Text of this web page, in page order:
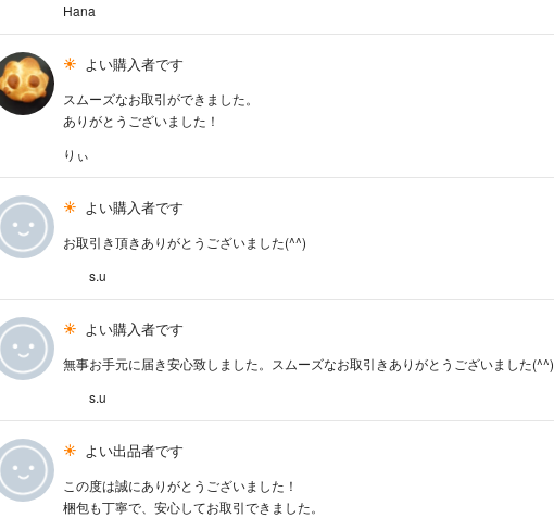
Hana
よい購入者です
スムーズなお取引ができました。
ありがとうございました！
りぃ
よい購入者です
お取引き頂きありがとうございました(^^)
s.u
よい購入者です
無事お手元に届き安心致しました。スムーズなお取引きありがとうございました(^^)
s.u
よい出品者です
この度は誠にありがとうございました！
梱包も丁寧で、安心してお取引できました。